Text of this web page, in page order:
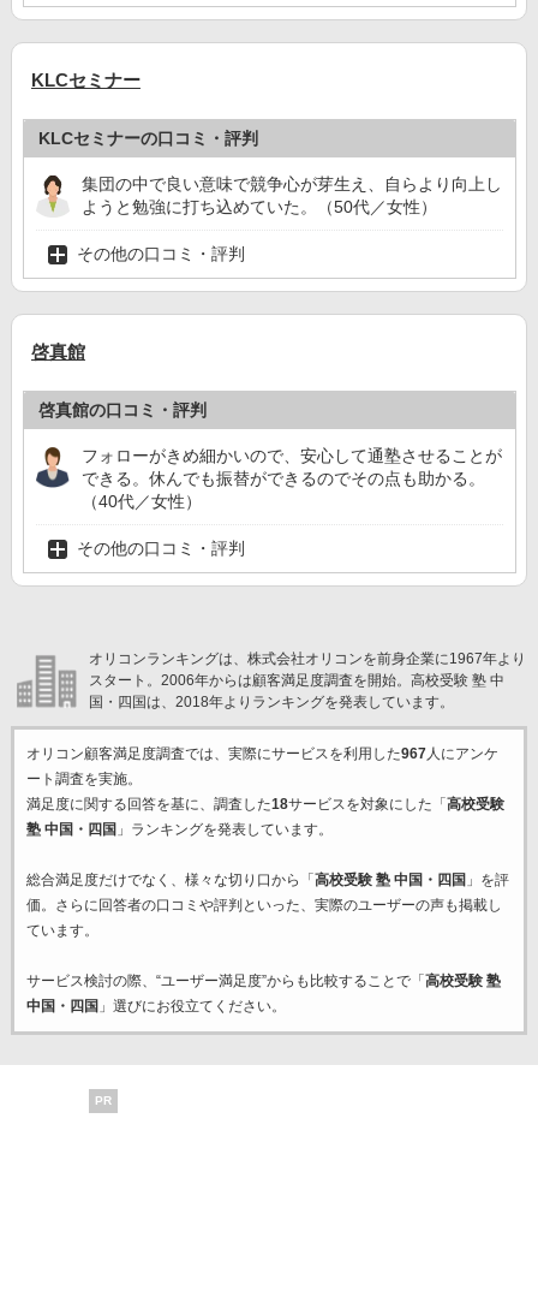
KLCセミナー
KLCセミナーの口コミ・評判
集団の中で良い意味で競争心が芽生え、自らより向上し
ようと勉強に打ち込めていた。（50代／女性）
その他の口コミ・評判
啓真館
啓真館の口コミ・評判
フォローがきめ細かいので、安心して通塾させることが
できる。休んでも振替ができるのでその点も助かる。
（40代／女性）
その他の口コミ・評判
オリコンランキングは、株式会社オリコンを前身企業に1967年より
スタート。2006年からは顧客満足度調査を開始。高校受験 塾 中
国・四国は、2018年よりランキングを発表しています。
オリコン顧客満足度調査では、実際にサービスを利用した967人にアンケ
ート調査を実施。
満足度に関する回答を基に、調査した18サービスを対象にした「 高校受験
塾 中国・四国 」ランキングを発表しています。
総合満足度だけでなく、様々な切り口から「 高校受験 塾 中国・四国 」を評
価。さらに回答者の口コミや評判といった、実際のユーザーの声も掲載し
ています。
サービス検討の際、“ユーザー満足度”からも比較することで「 高校受験 塾
中国・四国 」選びにお役立てください。
PR